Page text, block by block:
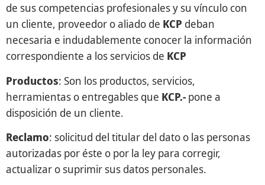
de sus competencias profesionales y su vínculo con
un cliente, proveedor o aliado de KCP deban
necesaria e indudablemente conocer la información
correspondiente a los servicios de KCP
Productos: Son los productos, servicios,
herramientas o entregables que KCP.- pone a
disposición de un cliente.
Reclamo: solicitud del titular del dato o las personas
autorizadas por éste o por la ley para corregir,
actualizar o suprimir sus datos personales.